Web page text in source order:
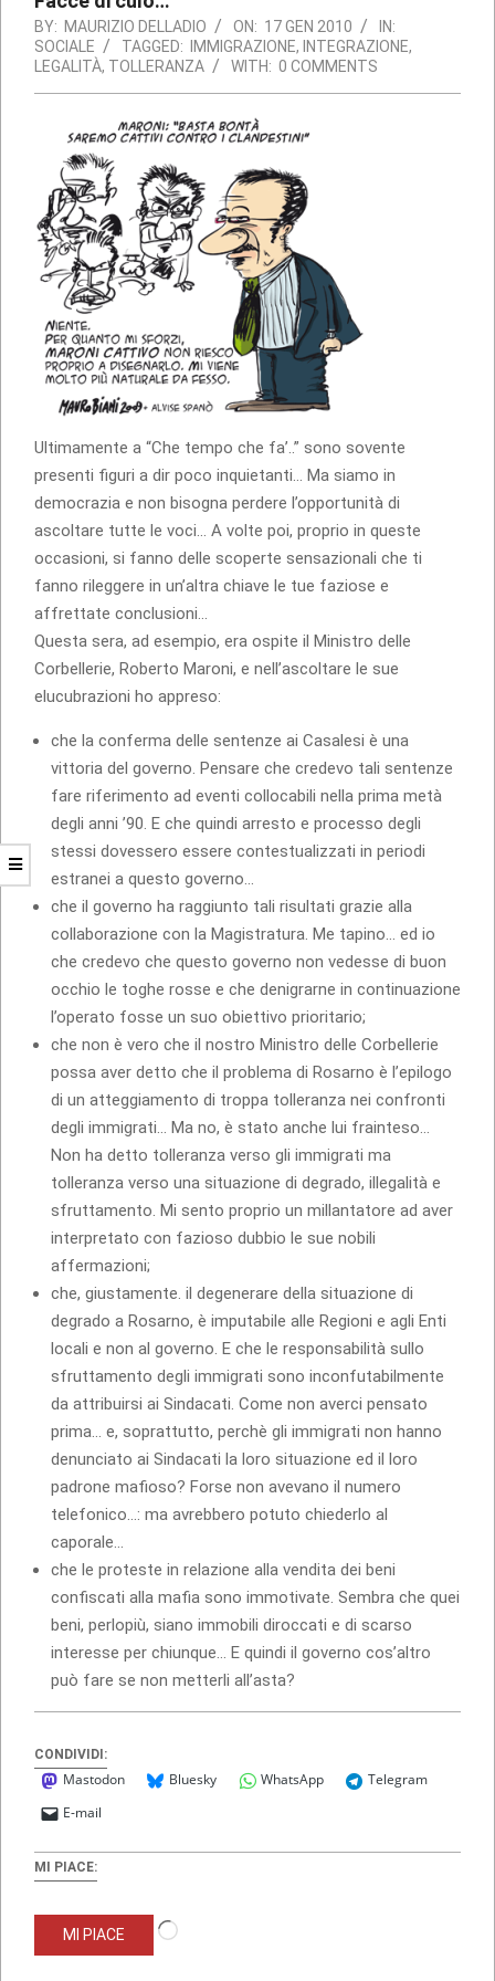
BY: MAURIZIO DELLADIO ON: 17 GEN 2010
IN:
SOCIALE
TAGGED: IMMIGRAZIONE, INTEGRAZIONE,
LEGALITÀ, TOLLERANZA WITH: 0 COMMENTS
Ultimamente a “Che tempo che fa’..” sono sovente
presenti figuri a dir poco inquietanti… Ma siamo in
democrazia e non bisogna perdere l’opportunità di
ascoltare tutte le voci… A volte poi, proprio in queste
occasioni, si fanno delle scoperte sensazionali che ti
fanno rileggere in un’altra chiave le tue faziose e
affrettate conclusioni…
Questa sera, ad esempio, era ospite il Ministro delle
Corbellerie, Roberto Maroni, e nell’ascoltare le sue
elucubrazioni ho appreso:
che la conferma delle sentenze ai Casalesi è una
vittoria del governo. Pensare che credevo tali sentenze
fare riferimento ad eventi collocabili nella prima metà
degli anni ’90. E che quindi arresto e processo degli
stessi dovessero essere contestualizzati in periodi
estranei a questo governo…
che il governo ha raggiunto tali risultati grazie alla
collaborazione con la Magistratura. Me tapino… ed io
che credevo che questo governo non vedesse di buon
occhio le toghe rosse e che denigrarne in continuazione
l’operato fosse un suo obiettivo prioritario;
che non è vero che il nostro Ministro delle Corbellerie
possa aver detto che il problema di Rosarno è l’epilogo
di un atteggiamento di troppa tolleranza nei confronti
degli immigrati… Ma no, è stato anche lui frainteso…
Non ha detto tolleranza verso gli immigrati ma
tolleranza verso una situazione di degrado, illegalità e
sfruttamento. Mi sento proprio un millantatore ad aver
interpretato con fazioso dubbio le sue nobili
affermazioni;
che, giustamente. il degenerare della situazione di
degrado a Rosarno, è imputabile alle Regioni e agli Enti
locali e non al governo. E che le responsabilità sullo
sfruttamento degli immigrati sono inconfutabilmente
da attribuirsi ai Sindacati. Come non averci pensato
prima… e, soprattutto, perchè gli immigrati non hanno
denunciato ai Sindacati la loro situazione ed il loro
padrone mafioso? Forse non avevano il numero
telefonico…: ma avrebbero potuto chiederlo al
caporale…
che le proteste in relazione alla vendita dei beni
confiscati alla mafia sono immotivate. Sembra che quei
beni, perlopiù, siano immobili diroccati e di scarso
interesse per chiunque… E quindi il governo cos’altro
può fare se non metterli all’asta?
CONDIVIDI:
Mastodon Bluesky WhatsApp
Telegram
E-mail
MI PIACE:
MI PIACE